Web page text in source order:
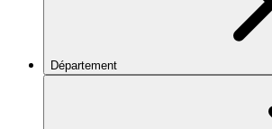
Département